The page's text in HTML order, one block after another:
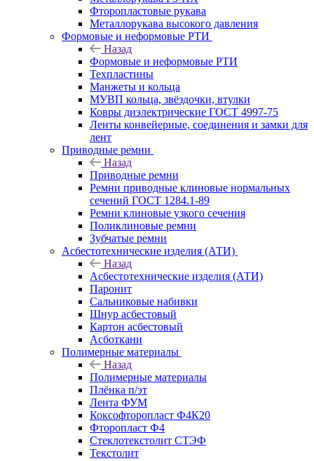
Фторопластовые рукава
Металлорукава высокого давления
Формовые и неформовые РТИ
Назад
Формовые и неформовые РТИ
Техпластины
Манжеты и кольца
МУВП кольца, звёздочки, втулки
Ковры диэлектрические ГОСТ 4997-75
Ленты конвейерные, соединения и замки для
лент
Приводные ремни
Назад
Приводные ремни
Ремни приводные клиновые нормальных
сечений ГОСТ 1284.1-89
Ремни клиновые узкого сечения
Поликлиновые ремни
Зубчатые ремни
Асбестотехнические изделия (АТИ)
Назад
Асбестотехнические изделия (АТИ)
Паронит
Сальниковые набивки
Шнур асбестовый
Картон асбестовый
Асботкани
Полимерные материалы
Назад
Полимерные материалы
Плёнка п/эт
Лента ФУМ
Коксофторопласт Ф4К20
Фторопласт Ф4
Стеклотекстолит СТЭФ
Текстолит